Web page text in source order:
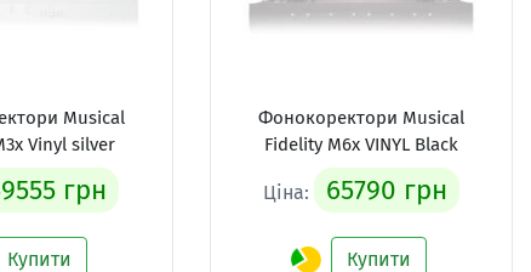
Musical
Vinyl silver
грн
Купити
Фонокоректори Musical
Fidelity M6x VINYL Black
Ціна: 65790 грн
Купити